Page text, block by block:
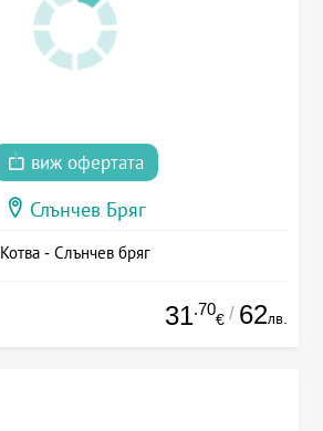
виж офертата
Слънчев Бряг
Котва - Слънчев бряг
31.70
€ / 62лв.